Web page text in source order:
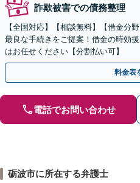
詐欺被害での債務整理
【全国対応】【相談無料】【借金分
最良な手続きをご提案！借金の時効
はお任せください【分割払い可】
料金表
電話でお問い合わせ
砺波市に所在する弁護士